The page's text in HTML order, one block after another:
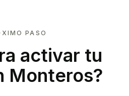
PASO
activar tu
Monteros?